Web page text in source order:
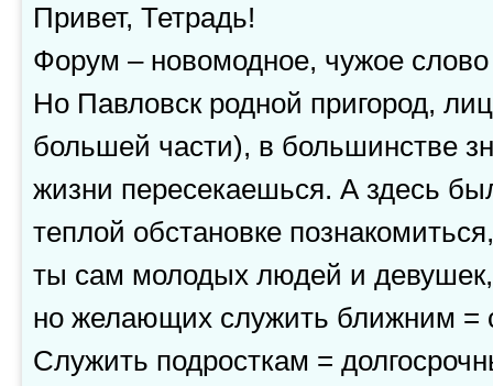
Привет, Тетрадь!
Форум – новомодное, чужое слово
Но Павловск родной пригород,
большей части), в большинстве
жизни пересекаешься. А здесь
теплой обстановке
ты сам молодых людей и
но желающих служить ближним =
Служить подросткам =